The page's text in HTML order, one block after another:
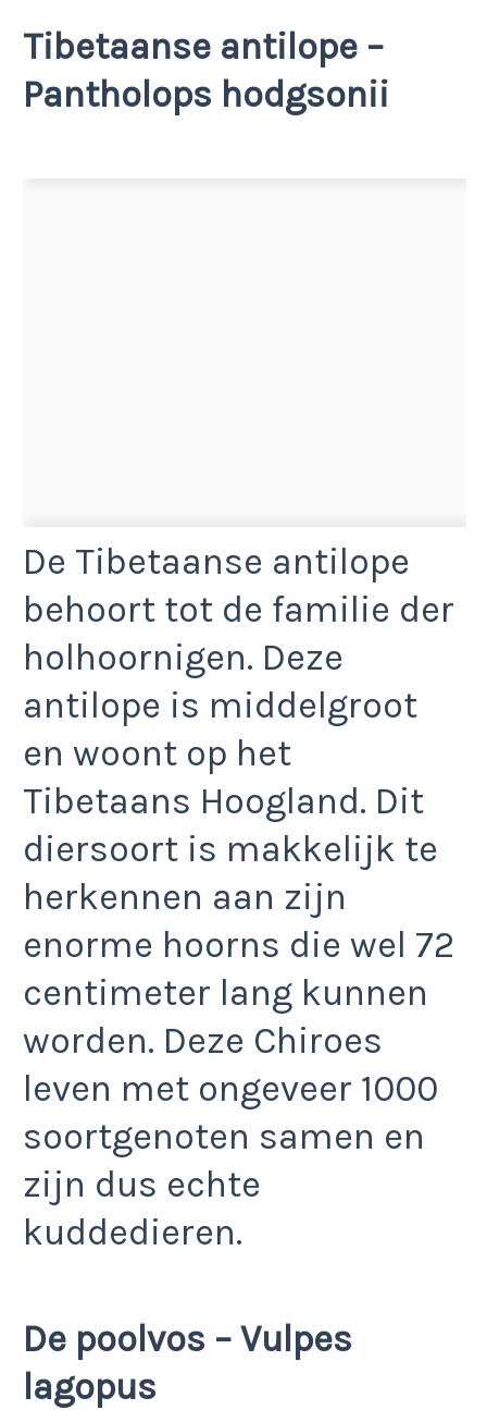
Tibetaanse antilope –
Pantholops hodgsonii
De Tibetaanse antilope
behoort tot de familie der
holhoornigen. Deze
antilope is middelgroot
en woont op het
Tibetaans Hoogland. Dit
diersoort is makkelijk te
herkennen aan zijn
enorme hoorns die wel 72
centimeter lang kunnen
worden. Deze Chiroes
leven met ongeveer 1000
soortgenoten samen en
zijn dus echte
kuddedieren.
De poolvos – Vulpes
lagopus